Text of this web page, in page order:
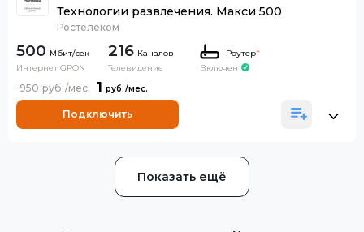
Технологии развлечения. Макси 500
Ростелеком
500
Интернет GPON
216 Каналов
Телевидение
Роутер*
Включен
1
950
Подключить
Показать ещё